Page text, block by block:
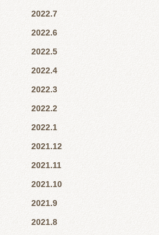
2022.7
2022.6
2022.5
2022.4
2022.3
2022.2
2022.1
2021.12
2021.11
2021.10
2021.9
2021.8